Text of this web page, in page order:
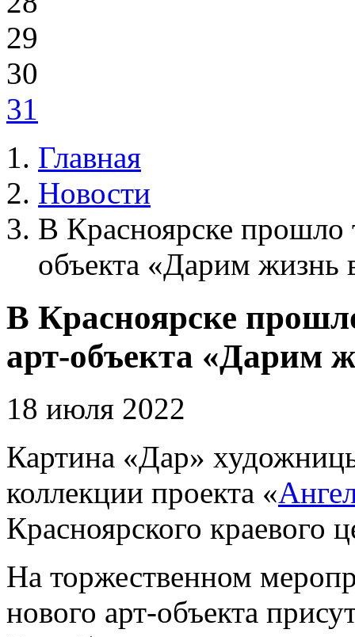
29
30
31
Главная
Новости
В Красноярске прошло
объекта «Дарим жизнь
В Красноярске
арт-объекта «Дарим
18 июля 2022
Картина «Дар»
коллекции проекта «
Красноярского краевого
На торжественном
нового арт-объекта